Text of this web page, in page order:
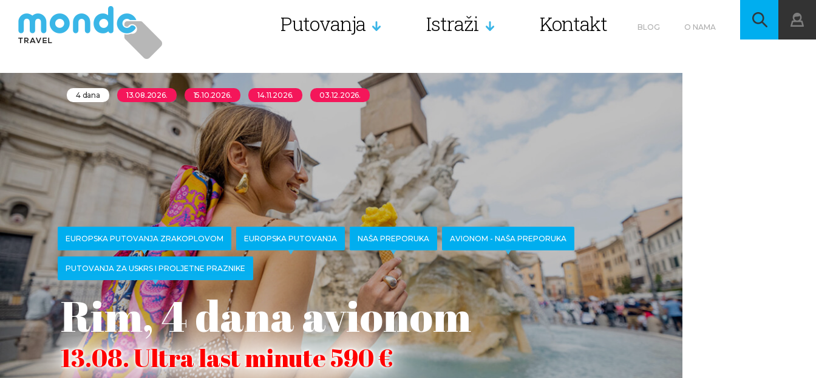
Putovanja Istraži Kontakt BLOG O NAMA
4 dana 13.08.2026. 15.10.2026. 14.11.2026. 03.12.2026.
EUROPSKA PUTOVANJA ZRAKOPLOVOM EUROPSKA PUTOVANJA NAŠA PREPORUKA AVIONOM - NAŠA PREPORUKA
PUTOVANJA ZA USKRS I PROLJETNE PRAZNIKE
Rim, 4 dana avionom
13.08. Ultra last minute 590 €